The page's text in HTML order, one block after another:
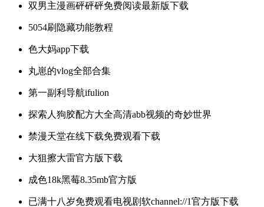
双男主漫画砰砰砰免费阅读最新版下载
5054刷隐藏功能教程
色大妈app下载
丸崽的vlog全部合集
第一副利导航ifulion
探索人狗胶配方大全高清abb视频的奇妙世界
禁漫天堂在线下载免费观看下载
大狙擦大雷官方版下载
成色18k黑莓8.35mb官方版
已满十八岁免费观看电视剧软channel://1官方版下载